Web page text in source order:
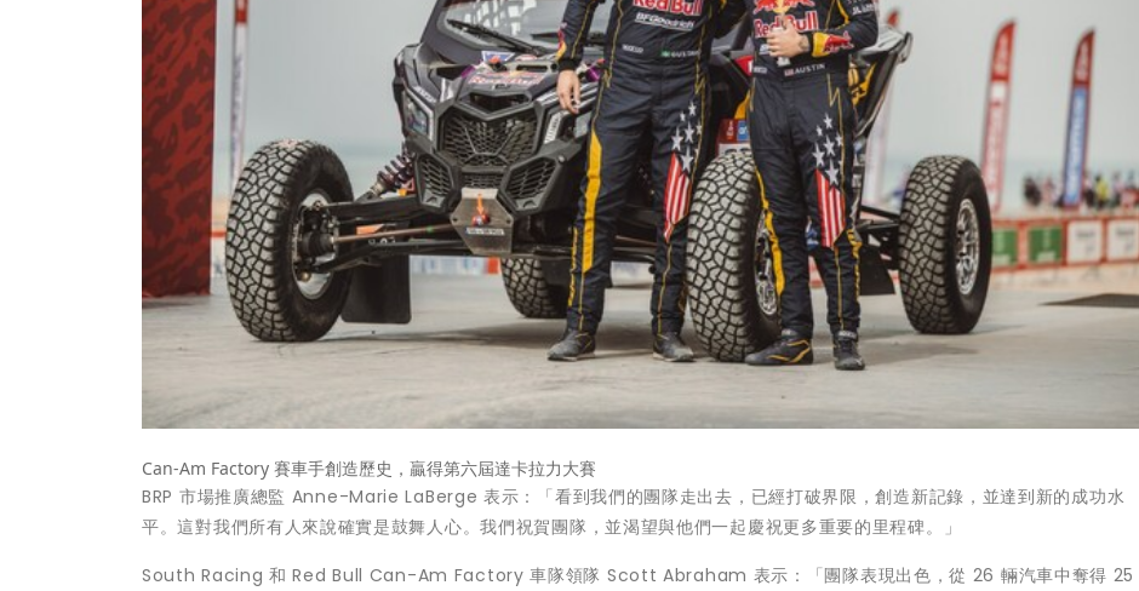
Can-Am Factory 賽車手創造歷史，贏得第六屆達卡拉力大賽
BRP 市場推廣總監 Anne-Marie LaBerge 表示：「看到我們的團隊走出去，已經打破界限，創造新記錄，並達到新的成功水
平。這對我們所有人來說確實是鼓舞人心。我們祝賀團隊，並渴望與他們一起慶祝更多重要的里程碑。」
South Racing 和 Red Bull Can-Am Factory 車隊領隊 Scott Abraham 表示：「團隊表現出色，從 26 輛汽車中奪得 25